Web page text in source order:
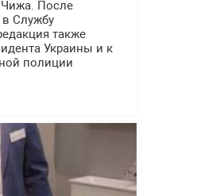
Чижа. После
в Службу
также
Украины и к
полиции